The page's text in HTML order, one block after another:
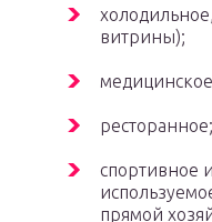
витрины);
ресторанное;
спортивное
прямой